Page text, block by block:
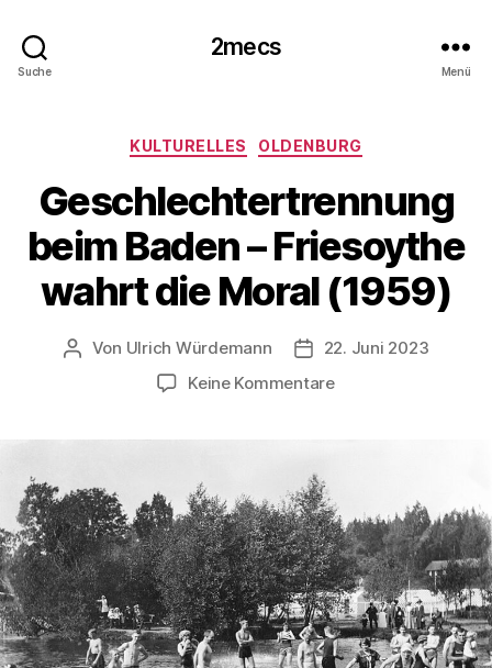
Suche
2mecs
Menü
Kategorien
KULTURELLES OLDENBURG
Geschlechtertrennung
beim Baden – Friesoythe
wahrt die Moral (1959)
Beitragsautor
Von Ulrich Würdemann Beitragsdatum
22. Juni 2023
Keine Kommentarezu
Friesoythe
wahrt
die
Moral
(1959)